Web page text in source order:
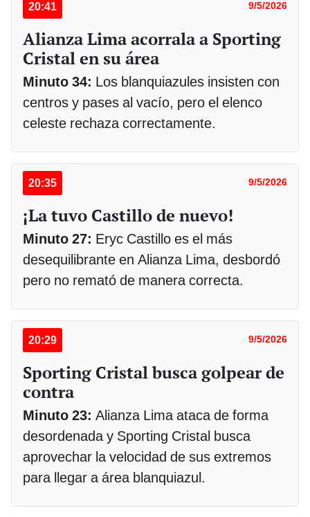
20:41 9/5/2026
Alianza Lima acorrala a Sporting
Cristal en su área
Minuto 34: Los blanquiazules insisten con
centros y pases al vacío, pero el elenco
celeste rechaza correctamente.
20:35 9/5/2026
¡La tuvo Castillo de nuevo!
Minuto 27: Eryc Castillo es el más
desequilibrante en Alianza Lima, desbordó
pero no remató de manera correcta.
20:29 9/5/2026
Sporting Cristal busca golpear de
contra
Minuto 23: Alianza Lima ataca de forma
desordenada y Sporting Cristal busca
aprovechar la velocidad de sus extremos
para llegar a área blanquiazul.